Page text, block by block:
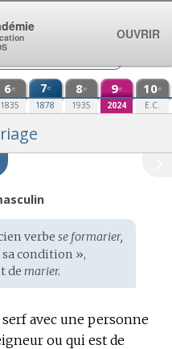
6e
1835
7e
1878
8e
1935
9e
2024
10e
E.C.
verbe se formarier,
condition »,
de marier.
serf avec une personne
ou qui est de
OUVRIR